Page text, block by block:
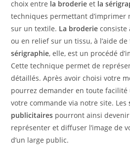
choix entre la broderie et la
techniques permettant d’imprimer
sur un textile. La broderie consiste
ou en relief sur un tissu, à l’aide de
sérigraphie, elle, est un procédé
Cette technique permet de
détaillés. Après avoir choisi votre
pourrez demander en toute
votre commande via notre site. Les
publicitaires pourront ainsi
représenter et diffuser l’image de
d’un large public.